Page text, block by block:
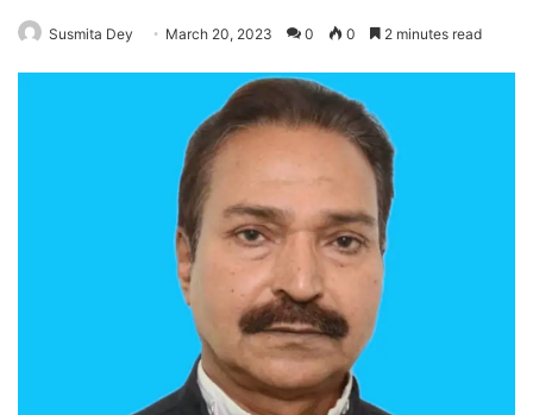
Susmita Dey March 20, 2023 0 0 2 minutes read